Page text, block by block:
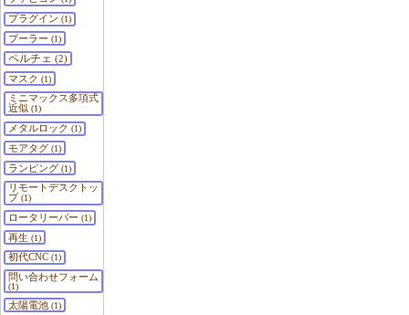
プラグイン (1)
プーラー (1)
ペルチェ (2)
マスク (1)
ミニマックス多項式
近似(1)
メタルロック (1)
モアタグ(1)
ランピング(1)
リモートデスクトッ
プ(1)
ロータリーバー (1)
再生 (1)
初代CNC(1)
問い合わせフォーム
(1)
太陽電池(1)